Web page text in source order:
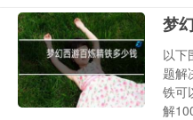
梦
以下
题解
铁可
解